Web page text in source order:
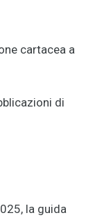
cartacea a
di
la guida